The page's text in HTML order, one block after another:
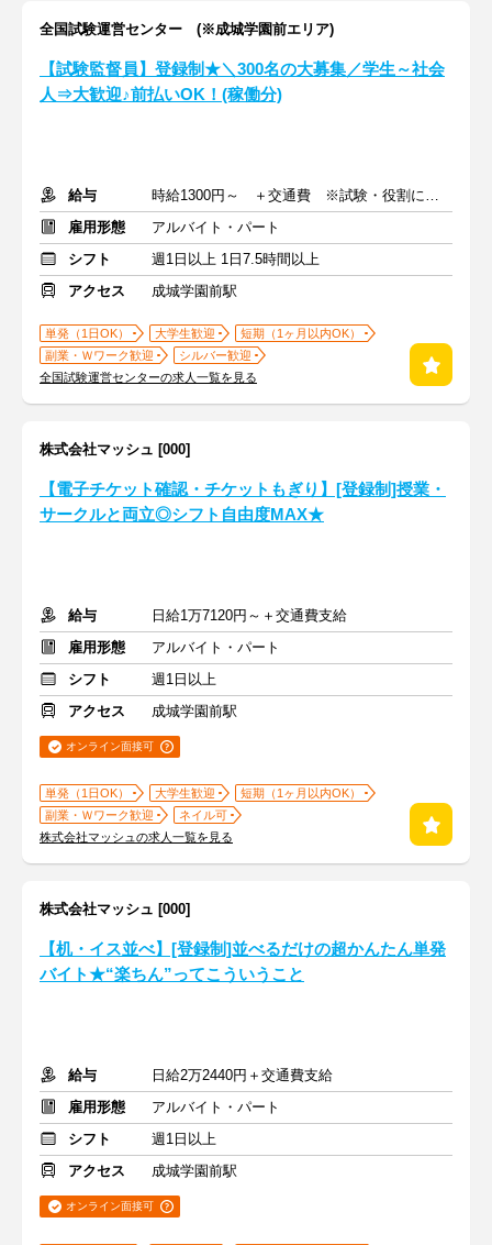
全国試験運営センター (※成城学園前エリア)
【試験監督員】登録制★＼300名の大募集／学生～社会
人⇒大歓迎♪前払いOK！(稼働分)
給与
時給1300円～ ＋交通費 ※試験・役割により手当あり
雇用形態
アルバイト・パート
シフト
週1日以上 1日7.5時間以上
アクセス
成城学園前駅
単発（1日OK） 大学生歓迎
短期（1ヶ月以内OK）
副業・Ｗワーク歓迎
シルバー歓迎
全国試験運営センターの求人一覧を見る
株式会社マッシュ [000]
【電子チケット確認・チケットもぎり】[登録制]授業・
サークルと両立◎シフト自由度MAX★
給与
日給1万7120円～＋交通費支給
雇用形態
アルバイト・パート
シフト
週1日以上
アクセス
成城学園前駅
オンライン面接可
単発（1日OK） 大学生歓迎
短期（1ヶ月以内OK）
副業・Ｗワーク歓迎
ネイル可
株式会社マッシュの求人一覧を見る
株式会社マッシュ [000]
【机・イス並べ】[登録制]並べるだけの超かんたん単発
バイト★“楽ちん”ってこういうこと
給与
日給2万2440円＋交通費支給
雇用形態
アルバイト・パート
シフト
週1日以上
アクセス
成城学園前駅
オンライン面接可